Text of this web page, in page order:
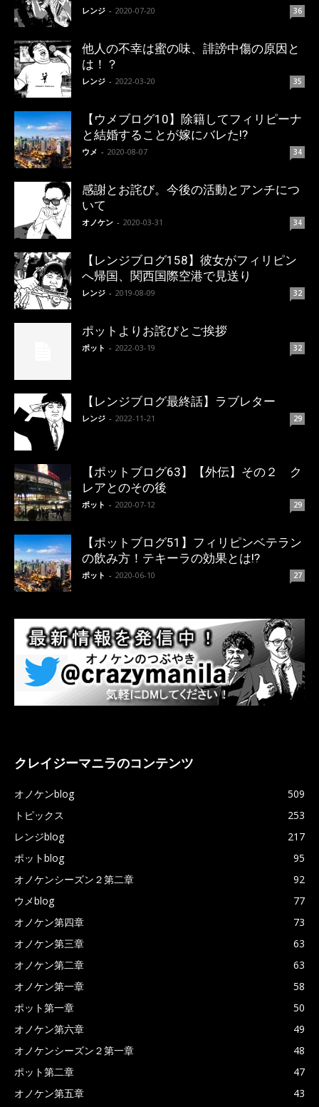
レンジ - 2020-07-20 36
他人の不幸は蜜の味、誹謗中傷の原因と
は！？
レンジ - 2022-03-20 35
【ウメブログ10】除籍してフィリピーナ
と結婚することが嫁にバレた!?
ウメ - 2020-08-07 34
感謝とお詫び。今後の活動とアンチにつ
いて
オノケン - 2020-03-31 34
【レンジブログ158】彼女がフィリピン
へ帰国、関西国際空港で見送り
レンジ - 2019-08-09 32
ポットよりお詫びとご挨拶
ポット - 2022-03-19 32
【レンジブログ最終話】ラブレター
レンジ - 2022-11-21 29
【ポットブログ63】【外伝】その２ ク
レアとのその後
ポット - 2020-07-12 29
【ポットブログ51】フィリピンベテラン
の飲み方！テキーラの効果とは!?
ポット - 2020-06-10 27
クレイジーマニラのコンテンツ
オノケンblog
509
トピックス
253
レンジblog
217
ポットblog
95
オノケンシーズン２第二章
92
ウメblog
77
オノケン第四章
73
オノケン第三章
63
オノケン第二章
63
オノケン第一章
58
ポット第一章
50
オノケン第六章
49
オノケンシーズン２第一章
48
ポット第二章
47
オノケン第五章
43